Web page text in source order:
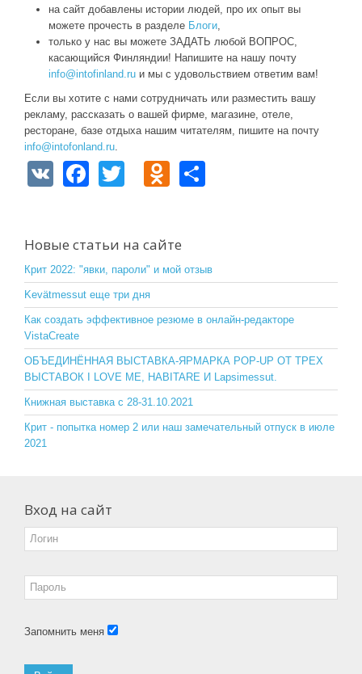
на сайт добавлены истории людей, про их опыт вы
можете прочесть в разделе Блоги,
только у нас вы можете ЗАДАТЬ любой ВОПРОС,
касающийся Финляндии! Напишите на нашу почту
info@intofinland.ru и мы с удовольствием ответим вам!
Если вы хотите с нами сотрудничать или разместить вашу
рекламу, рассказать о вашей фирме, магазине, отеле,
ресторане, базе отдыха нашим читателям, пишите на почту
info@intofonland.ru.
V
F
e
b
o
o
k
er
O
o
kl
a
ss
ni
ki
Новые статьи на сайте
Крит 2022: "явки, пароли" и мой отзыв
Kevätmessut еще три дня
Как создать эффективное резюме в онлайн-редакторе
VistaCreate
ОБЪЕДИНЁННАЯ ВЫСТАВКА-ЯРМАРКА POP-UP ОТ ТРЕХ
ВЫСТАВОК I LOVE ME, HABITARE И Lapsimessut.
Книжная выставка с 28-31.10.2021
Крит - попытка номер 2 или наш замечательный отпуск в июле
2021
Вход на сайт
Запомнить меня